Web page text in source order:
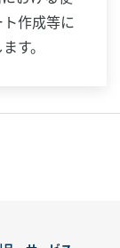
作成等に
す。